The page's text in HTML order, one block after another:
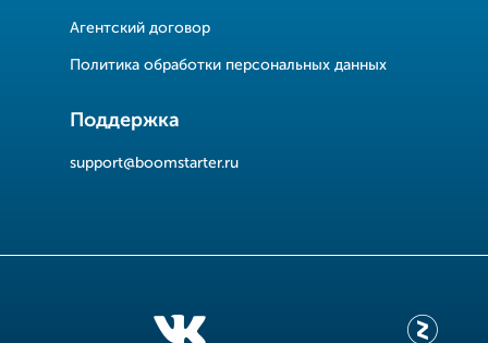
Агентский договор
Политика обработки персональных данных
Поддержка
support@boomstarter.ru